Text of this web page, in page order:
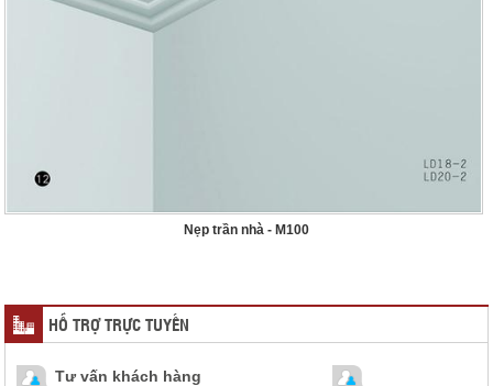
Nẹp trần nhà - M100
HỖ TRỢ TRỰC TUYẾN
Tư vấn khách hàng